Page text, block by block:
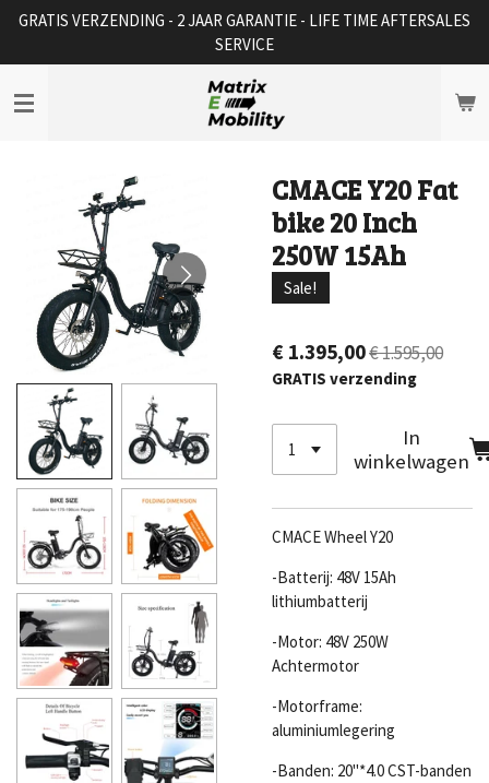
Ga
naar
de
hoofdinhoud
GRATIS VERZENDING - 2 JAAR GARANTIE - LIFE TIME AFTERSALES
SERVICE
CMACE Y20 Fat
bike 20 Inch
250W 15Ah
Sale!
€ 1.395,00€ 1.595,00
GRATIS verzending
In
winkelwagen
CMACE Wheel Y20
-Batterij: 48V 15Ah
lithiumbatterij
-Motor: 48V 250W
Achtermotor
-Motorframe:
aluminiumlegering
-Banden: 20"*4.0 CST-banden